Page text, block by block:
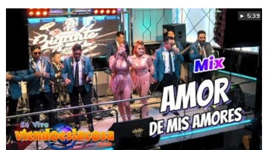
► 5:39